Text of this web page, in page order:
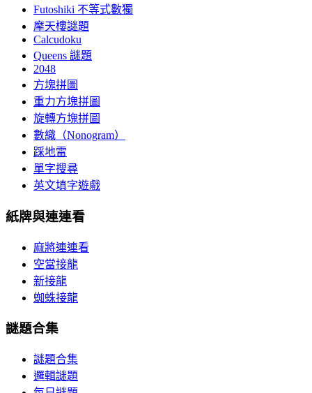
Futoshiki 不等式數獨
摩天樓謎題
Calcudoku
Queens 謎題
2048
方塊拼圖
重力方塊拼圖
旋轉方塊拼圖
數織（Nonogram）
踩地雷
單字搜尋
英文填字遊戲
紙牌與連連看
麻將連連看
空當接龍
新接龍
蜘蛛接龍
謎題合集
謎題合集
邏輯謎題